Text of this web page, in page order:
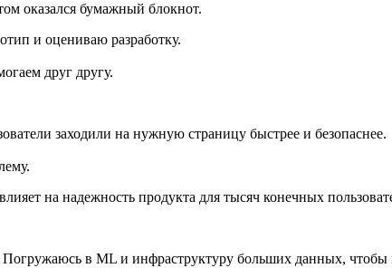
оказался бумажный блокнот.
и оцениваю разработку.
друг другу.
заходили на нужную страницу быстрее и безопаснее.
на надежность продукта для тысяч конечных
в ML и инфраструктуру больших данных, чтобы